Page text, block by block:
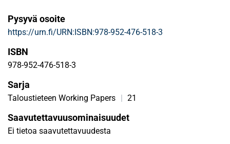
Pysyvä osoite
https://urn.fi/URN:ISBN:978-952-476-518-3
ISBN
978-952-476-518-3
Sarja
Taloustieteen Working Papers | 21
Saavutettavuusominaisuudet
Ei tietoa saavutettavuudesta